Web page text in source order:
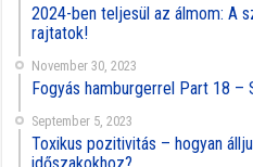
2024-ben teljesül az álmom: A
rajtatok!
November 30, 2023
Fogyás hamburgerrel Part 18 –
September 5, 2023
Toxikus pozitivitás – hogyan
időszakokhoz?